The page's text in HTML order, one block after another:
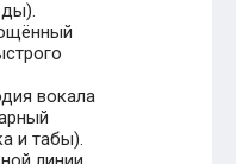
вокала
и табы).